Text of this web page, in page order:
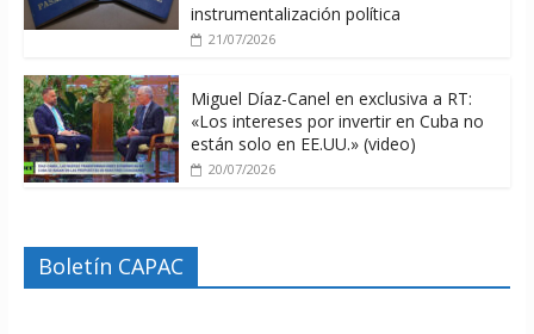
instrumentalización política
21/07/2026
Miguel Díaz-Canel en exclusiva a RT:
«Los intereses por invertir en Cuba no
están solo en EE.UU.» (video)
20/07/2026
Boletín CAPAC